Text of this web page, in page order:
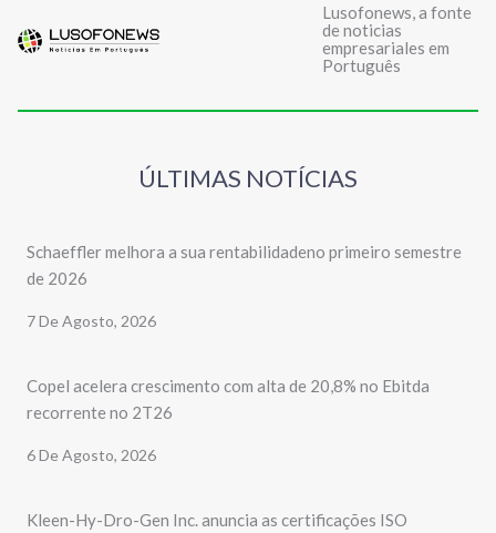
Lusofonews, a fonte
de noticias
empresariales em
Português
ÚLTIMAS NOTÍCIAS
Schaeffler melhora a sua rentabilidadeno primeiro semestre
de 2026
7 De Agosto, 2026
Copel acelera crescimento com alta de 20,8% no Ebitda
recorrente no 2T26
6 De Agosto, 2026
Kleen-Hy-Dro-Gen Inc. anuncia as certificações ISO